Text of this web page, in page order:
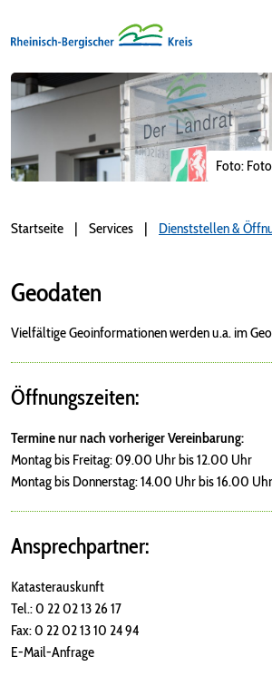
Foto:
Startseite Services Dienststellen &
Geodaten
Vielfältige Geoinformationen werden u.a. im
Öffnungszeiten:
Termine nur nach vorheriger Vereinbarung:
Montag bis Freitag: 09.00 Uhr bis 12.00 Uhr
Montag bis Donnerstag: 14.00 Uhr bis 16.00 Uhr
Ansprechpartner:
Katasterauskunft
Tel.: 0 22 02 13 26 17
Fax: 0 22 02 13 10 24 94
E-Mail-Anfrage